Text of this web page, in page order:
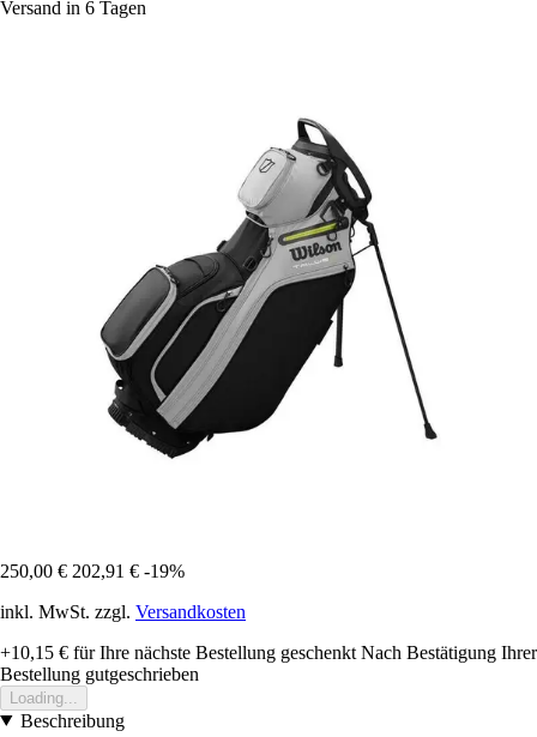
Versand in 6 Tagen
250,00 € 202,91 € -19%
inkl. MwSt. zzgl. Versandkosten
+10,15 € für Ihre nächste Bestellung geschenkt Nach Bestätigung Ihrer
Bestellung gutgeschrieben
Loading...
Beschreibung